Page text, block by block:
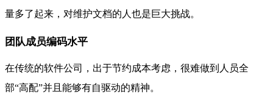
量多了起来，对维护文档的人也是巨大挑战。
团队成员编码水平
在传统的软件公司，出于节约成本考虑，很难做到人员全
部“高配”并且能够有自驱动的精神。